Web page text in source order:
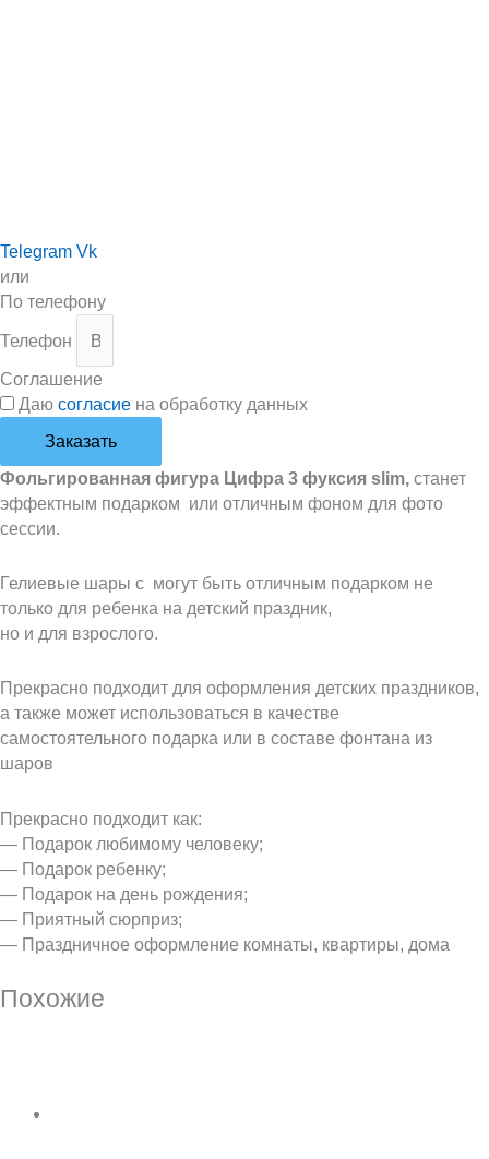
Telegram Vk
или
По телефону
Телефон
Соглашение
Даю согласие на обработку данных
Заказать
Фольгированная фигура Цифра 3 фуксия slim, станет
эффектным подарком или отличным фоном для фото
сессии.
Гелиевые шары с могут быть отличным подарком не
только для ребенка на детский праздник,
но и для взрослого.
Прекрасно подходит для оформления детских праздников,
а также может использоваться в качестве
самостоятельного подарка или в составе фонтана из
шаров
Прекрасно подходит как:
— Подарок любимому человеку;
— Подарок ребенку;
— Подарок на день рождения;
— Приятный сюрприз;
— Праздничное оформление комнаты, квартиры, дома
Похожие